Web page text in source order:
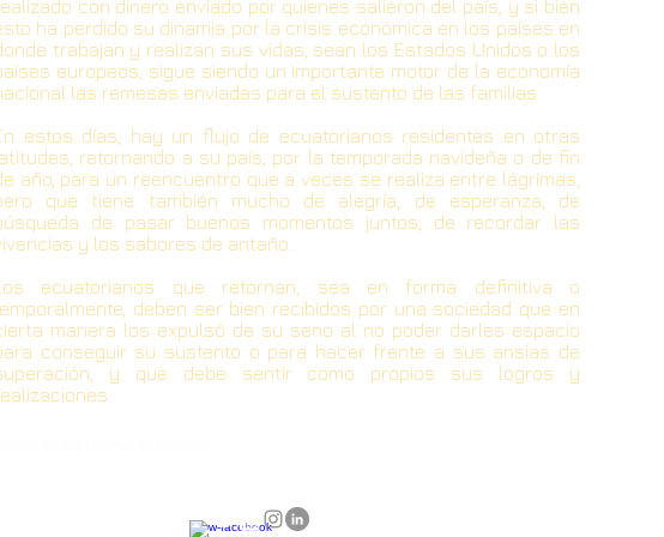
con dinero enviado por quienes salieron del país, y si bien
ha perdido su dinamia por la crisis económica en los países en
trabajan y realizan sus vidas, sean los Estados Unidos o los
europeos, sigue siendo un importante motor de la economía
las remesas enviadas para el sustento de las familias.
estos días, hay un flujo de ecuatorianos residentes en otras
retornando a su país, por la temporada navideña o de fin
año, para un reencuentro que a veces se realiza entre lágrimas,
que tiene también mucho de alegría, de esperanza, de
de pasar buenos momentos juntos, de recordar las
y los sabores de antaño.
ecuatorianos que retornan, sea en forma definitiva o
deben ser bien recibidos por una sociedad que en
manera los expulsó de su seno al no poder darles espacio
conseguir su sustento o para hacer frente a sus ansias de
y que debe sentir como propios sus logros y